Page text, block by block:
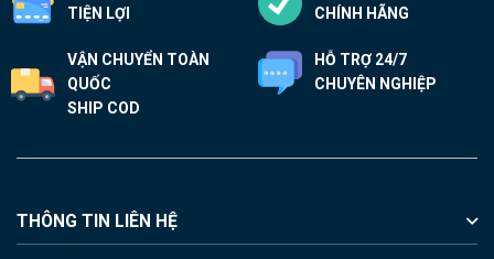
TIỆN LỢI
CHÍNH HÃNG
VẬN CHUYỂN TOÀN
QUỐC
SHIP COD
HỖ TRỢ 24/7
CHUYÊN NGHIỆP
THÔNG TIN LIÊN HỆ